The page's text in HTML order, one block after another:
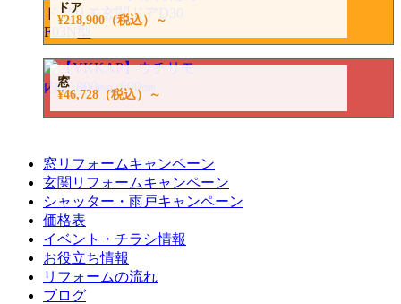
ドア
¥218,900（税込）～
窓
¥46,728（税込）～
窓リフォームキャンペーン
玄関リフォームキャンペーン
シャッター・雨戸キャンペーン
価格表
イベント・チラシ情報
お役立ち情報
リフォームの流れ
ブログ